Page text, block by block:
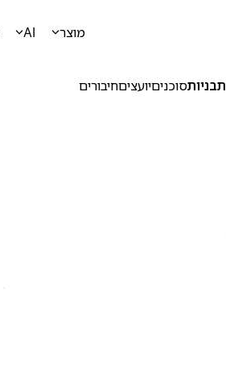
מוצר AI
תבניותסוכניםיועציםחיבורים